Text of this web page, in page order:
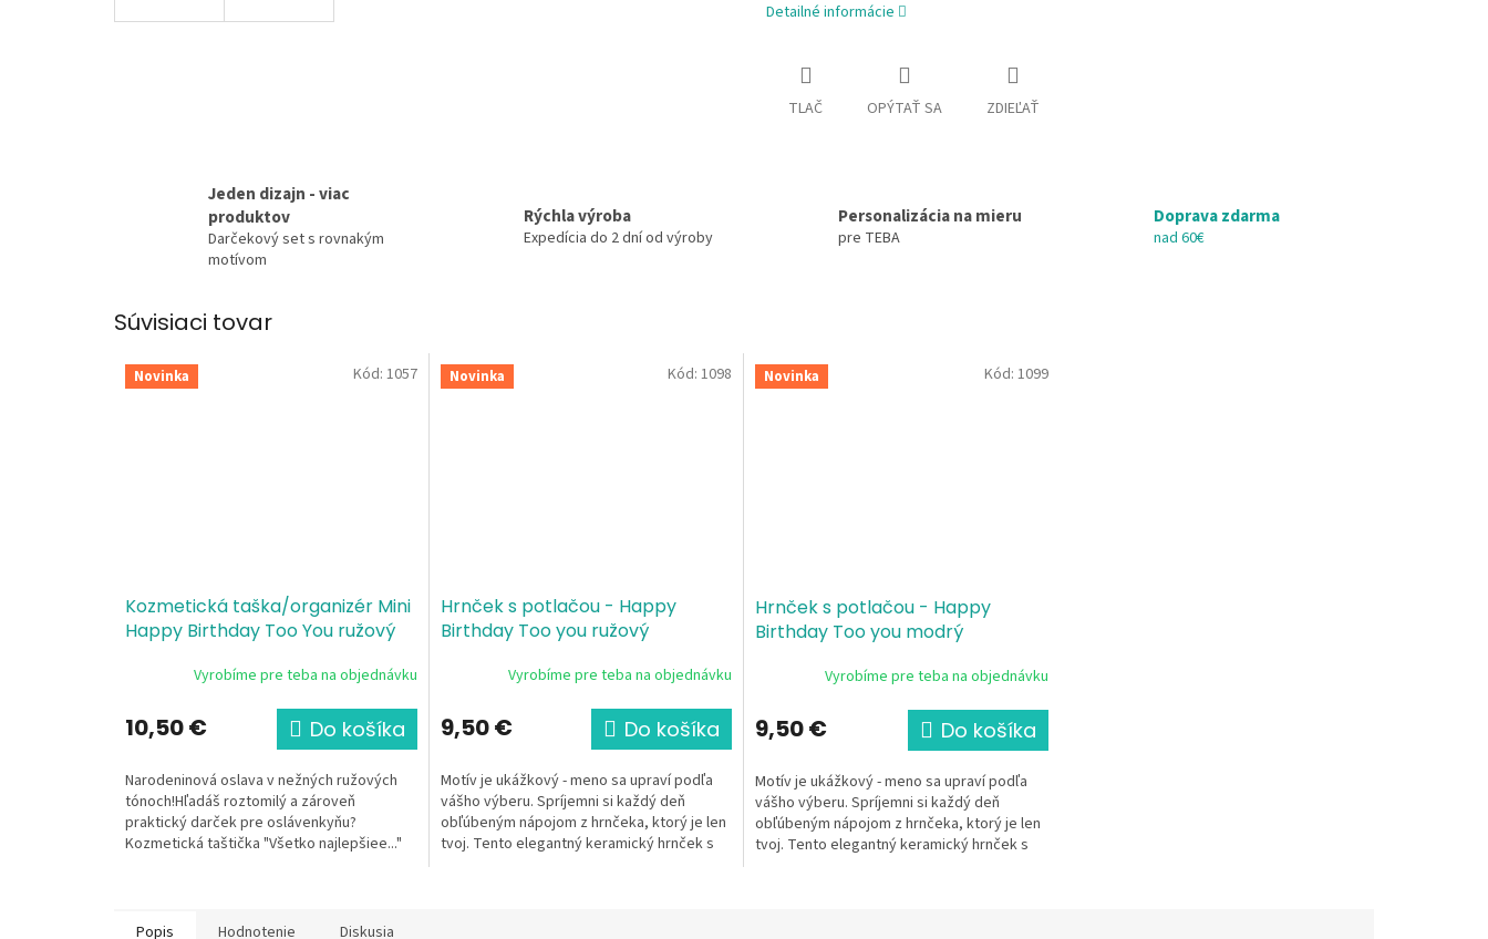
Detailné informácie
TLAČ OPÝTAŤ SA ZDIEĽAŤ
Jeden dizajn - viac
produktov
Darčekový set s rovnakým
motívom
Rýchla výroba
Expedícia do 2 dní od výroby
Personalizácia na mieru
pre TEBA
Doprava zdarma
nad 60€
Súvisiaci tovar
Novinka
Kozmetická taška/organizér Mini
Happy Birthday Too You ružový
Vyrobíme pre teba na objednávku
10,50 € Do košíka
Narodeninová oslava v nežných ružových
tónoch!Hľadáš roztomilý a zároveň
praktický darček pre oslávenkyňu?
Kozmetická taštička "Všetko najlepšiee..."
Kód: 1057 Novinka
Hrnček s potlačou - Happy
Birthday Too you ružový
Vyrobíme pre teba na objednávku
9,50 € Do košíka
Motív je ukážkový - meno sa upraví podľa
vášho výberu. Spríjemni si každý deň
obľúbeným nápojom z hrnčeka, ktorý je len
tvoj. Tento elegantný keramický hrnček s
Kód: 1098 Novinka
Hrnček s potlačou - Happy
Birthday Too you modrý
Vyrobíme pre teba na objednávku
9,50 € Do košíka
Motív je ukážkový - meno sa upraví podľa
vášho výberu. Spríjemni si každý deň
obľúbeným nápojom z hrnčeka, ktorý je len
tvoj. Tento elegantný keramický hrnček s
Kód: 1099
Popis Hodnotenie Diskusia